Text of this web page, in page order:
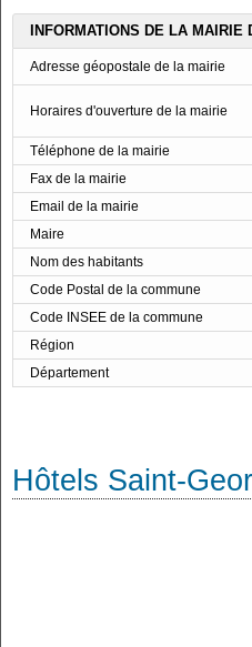
INFORMATIONS DE LA MAIRIE
Adresse géopostale de la mairie
Horaires d'ouverture de la mairie
Téléphone de la mairie
Fax de la mairie
Email de la mairie
Maire
Nom des habitants
Code Postal de la commune
Code INSEE de la commune
Région
Département
Hôtels Saint-